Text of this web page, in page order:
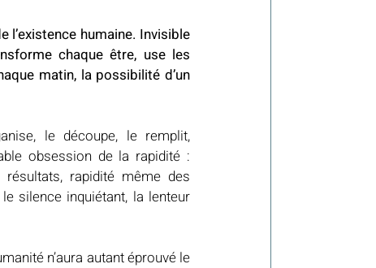
l’existence humaine. Invisible
chaque être, use les
matin, la possibilité d’un
le découpe, le remplit,
obsession de la rapidité :
rapidité même des
silence inquiétant, la lenteur
n’aura autant éprouvé le